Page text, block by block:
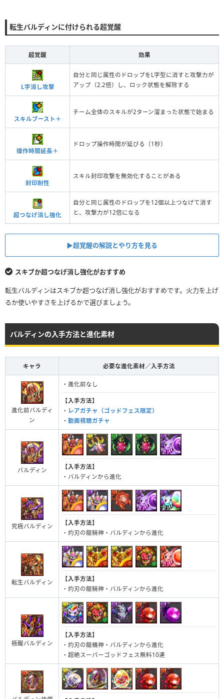
転生バルディンに付けられる超覚醒
超覚醒 効果
L字消し攻撃
自分と同じ属性のドロップをL字型に消すと攻撃力が
アップ（2.2倍）し、ロック状態を解除する
スキルブースト＋
チーム全体のスキルが2ターン溜まった状態で始まる
操作時間延長＋
ドロップ操作時間が延びる（1秒）
封印耐性
スキル封印攻撃を無効化することがある
超つなげ消し強化
自分と同じ属性のドロップを12個以上つなげて消す
と、攻撃力が12倍になる
▶︎超覚醒の解説とやり方を見る
スキブか超つなげ消し強化がおすすめ
転生バルディンはスキブか超つなげ消し強化がおすすめです。火力を上げ
るか使いやすさを上げるかで選びましょう。
バルディンの入手方法と進化素材
キャラ 必要な進化素材／入手方法
進化前バルディ
ン
・進化前なし
【入手方法】
・ レアガチャ（ゴッドフェス限定）
・ 動画視聴ガチャ
バルディン
【入手方法】
・バルディンから進化
究極バルディン
【入手方法】
・灼刃の龍騎神・バルディンから進化
転生バルディン
【入手方法】
・灼刃の龍騎神・バルディンから進化
極醒バルディン
【入手方法】
・灼刃の龍機神・バルディンから進化
・超絶スーパーゴッドフェス無料10連